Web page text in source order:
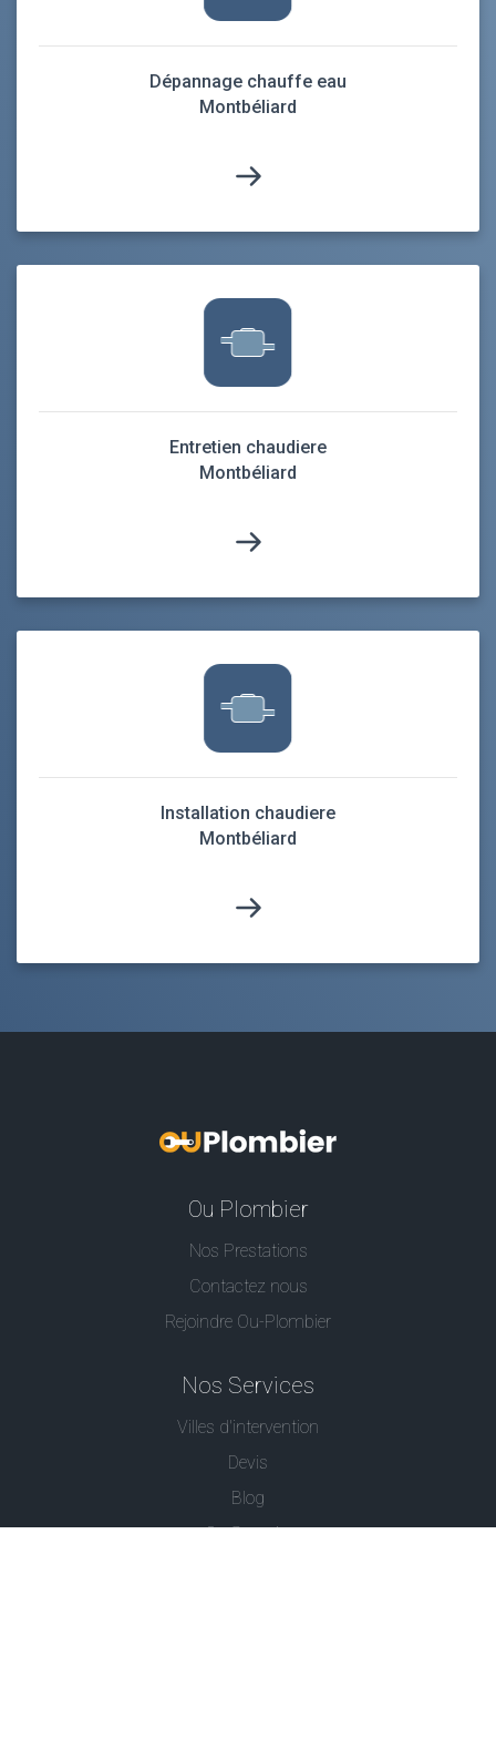
Dépannage chauffe eau
Montbéliard
Entretien chaudiere
Montbéliard
Installation chaudiere
Montbéliard
Ou Plombier
Nos Prestations
Contactez nous
Rejoindre Ou-Plombier
Nos Services
Villes d'intervention
Devis
Blog
Ou Serrurier